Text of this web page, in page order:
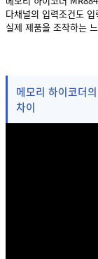
다채널의 입력조건도
실제 제품을 조작하는
메모리 하이코더
차이